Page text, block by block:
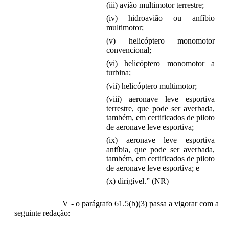
(iii) avião multimotor terrestre;
(iv) hidroavião ou anfíbio
multimotor;
(v) helicóptero monomotor
convencional;
(vi) helicóptero monomotor a
turbina;
(vii) helicóptero multimotor;
(viii) aeronave leve esportiva
terrestre, que pode ser averbada,
também, em certificados de piloto
de aeronave leve esportiva;
(ix) aeronave leve esportiva
anfíbia, que pode ser averbada,
também, em certificados de piloto
de aeronave leve esportiva; e
(x) dirigível.” (NR)
V - o parágrafo 61.5(b)(3) passa a vigorar com a
seguinte redação: